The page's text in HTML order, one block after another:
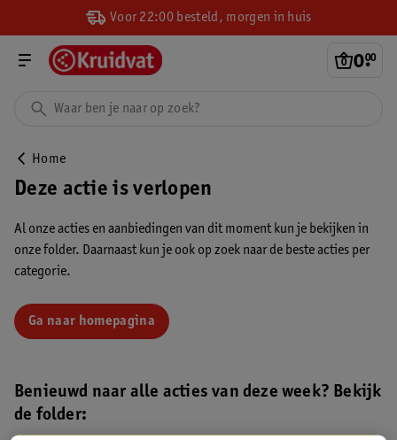
Voor 22:00 besteld, morgen in huis
0.
00
Home
Deze actie is verlopen
Al onze acties en aanbiedingen van dit moment kun je bekijken in
onze folder. Daarnaast kun je ook op zoek naar de beste acties per
categorie.
Ga naar homepagina
Benieuwd naar alle acties van deze week? Bekijk
de folder: